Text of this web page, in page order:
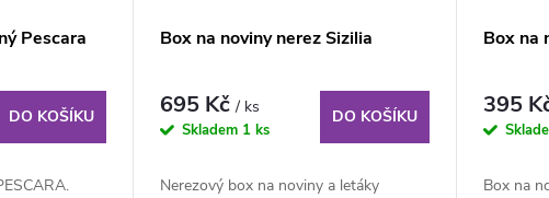
Pescara
DO KOŠÍKU
Box na noviny nerez Sizilia
695 Kč/ ks
Skladem 1 ks
DO KOŠÍKU
Nerezový box na noviny a letáky
Box na
395
Box na